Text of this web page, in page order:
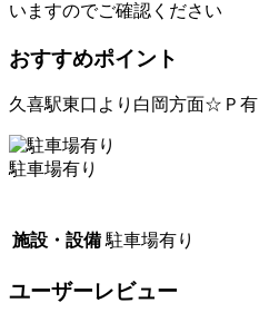
いますのでご確認ください
おすすめポイント
久喜駅東口より白岡方面☆Ｐ有
駐車場有り
施設・設備 駐車場有り
ユーザーレビュー